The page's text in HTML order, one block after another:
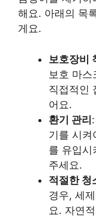
해요. 아래의 목
게요.
보호장비
보호 마
직접적인
어요.
환기 관리
기를 시켜
를 유입시
주세요.
적절한 청
경우, 세
요. 자연